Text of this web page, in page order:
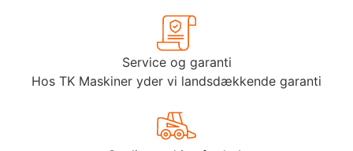
Service og garanti
Hos TK Maskiner yder vi landsdækkende garanti